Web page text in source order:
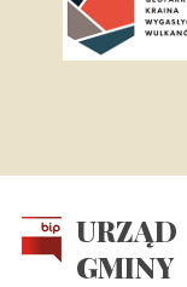
URZĄD
GMINY